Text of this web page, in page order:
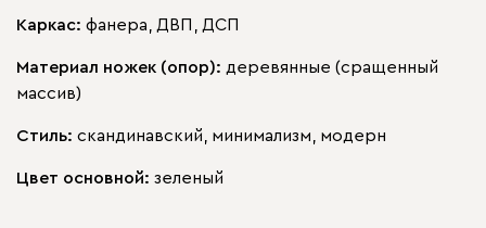
Каркас: фанера, ДВП, ДСП
Материал ножек (опор): деревянные (сращенный
массив)
Стиль: скандинавский, минимализм, модерн
Цвет основной: зеленый